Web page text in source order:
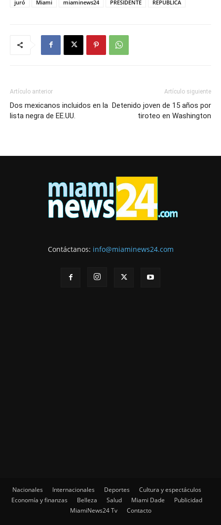
juró
Miami miaminews24 PRESIDENTE REPÚBLICA
Artículo anterior
Dos mexicanos incluidos en la
lista negra de EE.UU.
Artículo siguiente
Detenido joven de 15 años por
tiroteo en Washington
Contáctanos: info@miaminews24.com
Nacionales Internacionales Deportes
Cultura y espectáculos
Economía y finanzas
Belleza Salud Miami Dade
Publicidad
MiamiNews24 Tv
Contacto